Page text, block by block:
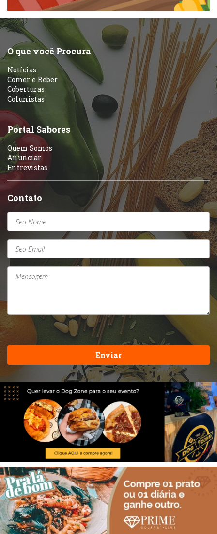
Peixes e Frutos do Mar
Pizzarias
Portuguesa
Self-service
Sobremesas e sorvetes
Portuguesa
Sobremesas e sorvetes
Variados
O que você Procura
Notícias
Comer e Beber
Coberturas
Colunistas
Portal Sabores
Quem Somos
Anunciar
Entrevistas
Contato
Enviar